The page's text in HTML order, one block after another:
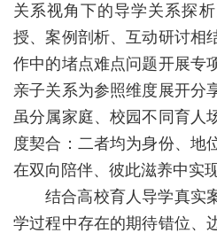
业
教
育
教
关系视角下的导学关系探
授、案例剖析、互动研讨相
作中的堵点难点问题开展专
亲子关系为参照维度展开分
虽分属家庭、校园不同育人
度契合：二者均为身份、地
在双向陪伴、彼此滋养中实
结合高校育人导学真实
学过程中存在的期待错位、